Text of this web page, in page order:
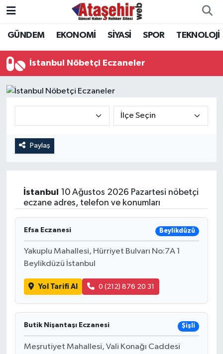
GÜNDEM EKONOMİ SİYASİ SPOR TEKNOLOJİ
İstanbul Nöbetçi Eczaneler
Paylaş
İstanbul
10 Ağustos 2026 Pazartesi nöbetçi
eczane adres, telefon ve konumları
Efsa Eczanesi Beylikdüzü
Yakuplu Mahallesi, Hürriyet Bulvarı No:7A 1
Beylikdüzü İstanbul
Yol Tarifi Al 0 (212) 876 20 31
Butik Nişantaşı Eczanesi Şişli
Meşrutiyet Mahallesi, Vali Konağı Caddesi
Hava Durumu
Trafik Durumu
Süper Lig Puan Durumu ve Fikstür
Son Dakika Haberleri